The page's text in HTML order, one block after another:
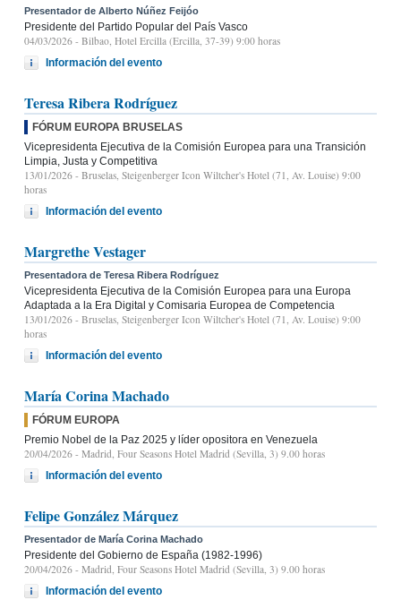
Presentador de Alberto Núñez Feijóo
Presidente del Partido Popular del País Vasco
04/03/2026 - Bilbao, Hotel Ercilla (Ercilla, 37-39) 9:00 horas
Información del evento
Teresa Ribera Rodríguez
FÓRUM EUROPA BRUSELAS
Vicepresidenta Ejecutiva de la Comisión Europea para una Transición
Limpia, Justa y Competitiva
13/01/2026 - Bruselas, Steigenberger Icon Wiltcher's Hotel (71, Av. Louise) 9:00
horas
Información del evento
Margrethe Vestager
Presentadora de Teresa Ribera Rodríguez
Vicepresidenta Ejecutiva de la Comisión Europea para una Europa
Adaptada a la Era Digital y Comisaria Europea de Competencia
13/01/2026 - Bruselas, Steigenberger Icon Wiltcher's Hotel (71, Av. Louise) 9:00
horas
Información del evento
María Corina Machado
FÓRUM EUROPA
Premio Nobel de la Paz 2025 y líder opositora en Venezuela
20/04/2026 - Madrid, Four Seasons Hotel Madrid (Sevilla, 3) 9.00 horas
Información del evento
Felipe González Márquez
Presentador de María Corina Machado
Presidente del Gobierno de España (1982-1996)
20/04/2026 - Madrid, Four Seasons Hotel Madrid (Sevilla, 3) 9.00 horas
Información del evento